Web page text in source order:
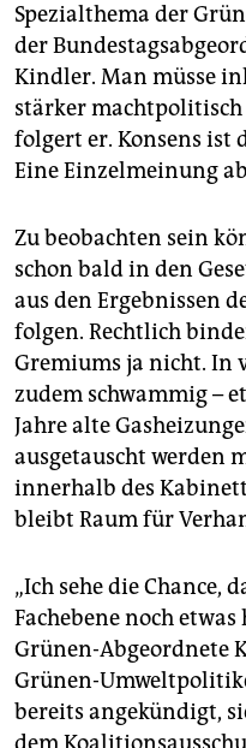
Spezialthema der
der
Kindler. Man müsse
stärker
folgert er. Konsens ist
Eine Einzelmeinung
Zu beobachten sein
schon bald in den
aus den Ergebnissen
folgen. Rechtlich
Gremiums ja nicht. In
zudem schwammig –
Jahre alte
ausgetauscht werden
innerhalb des
bleibt Raum für
„Ich sehe die Chance,
Fachebene noch
Grünen-Abgeordnete
Grünen-
bereits angekündigt,